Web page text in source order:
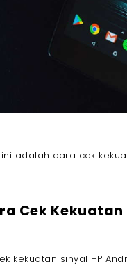
ini adalah cara cek
Cek
kekuatan sinyal HP